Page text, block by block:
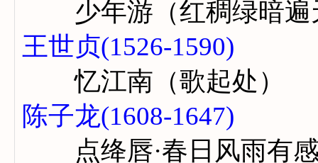
少年游（红稠绿暗遍
王世贞(1526-1590)
忆江南（歌起处）
陈子龙(1608-1647)
点绛唇·春日风雨有